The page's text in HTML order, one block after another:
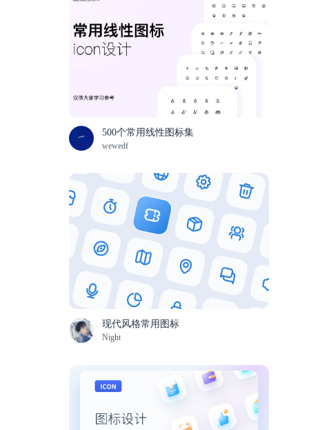
500个常用线性图标集
wewedf
现代风格常用图标
Night